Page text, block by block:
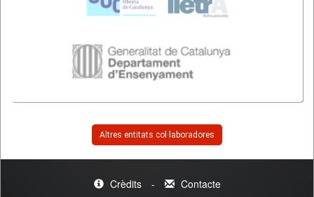
Altres entitats col·laboradores
Crèdits - Contacte